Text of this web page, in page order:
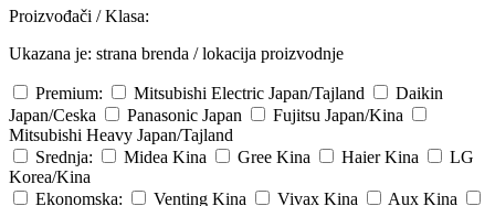
Proizvođači / Klasa:
Ukazana je: strana brenda / lokacija proizvodnje
Premium: Mitsubishi Electric Japan/Tajland
Daikin
Japan/Ceska
Panasonic Japan Fujitsu Japan/Kina
Mitsubishi Heavy Japan/Tajland
Srednja:
Midea Kina Gree Kina Haier Kina
LG
Korea/Kina
Ekonomska:
Venting Kina Vivax Kina Aux Kina